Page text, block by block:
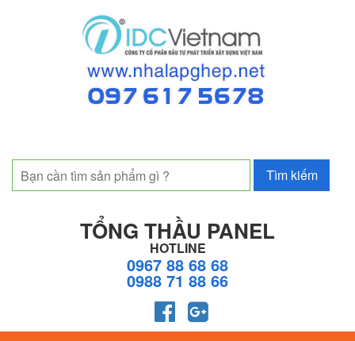
TỔNG THẦU PANEL
HOTLINE
0967 88 68 68
0988 71 88 66